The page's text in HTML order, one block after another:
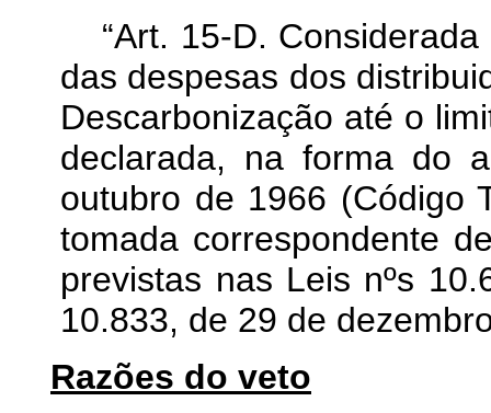
“Art. 15-D.
das despesas dos
Descarbonização até o
declarada, na forma do
outubro de 1966 (Código
tomada correspondente
previstas nas Leis nºs
10.833, de 29 de
Razões do veto